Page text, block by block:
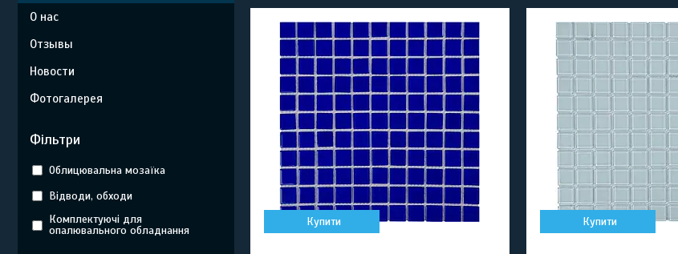
Купити Купити
О нас
Отзывы
Новости
Фотогалерея
Фільтри
Облицювальна мозаїка
Відводи, обходи
Комплектуючі для
опалювального обладнання